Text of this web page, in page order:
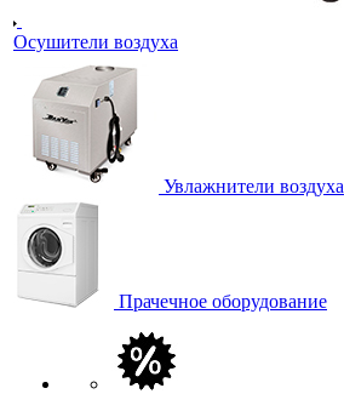
Осушители воздуха
Увлажнители воздуха
Прачечное оборудование